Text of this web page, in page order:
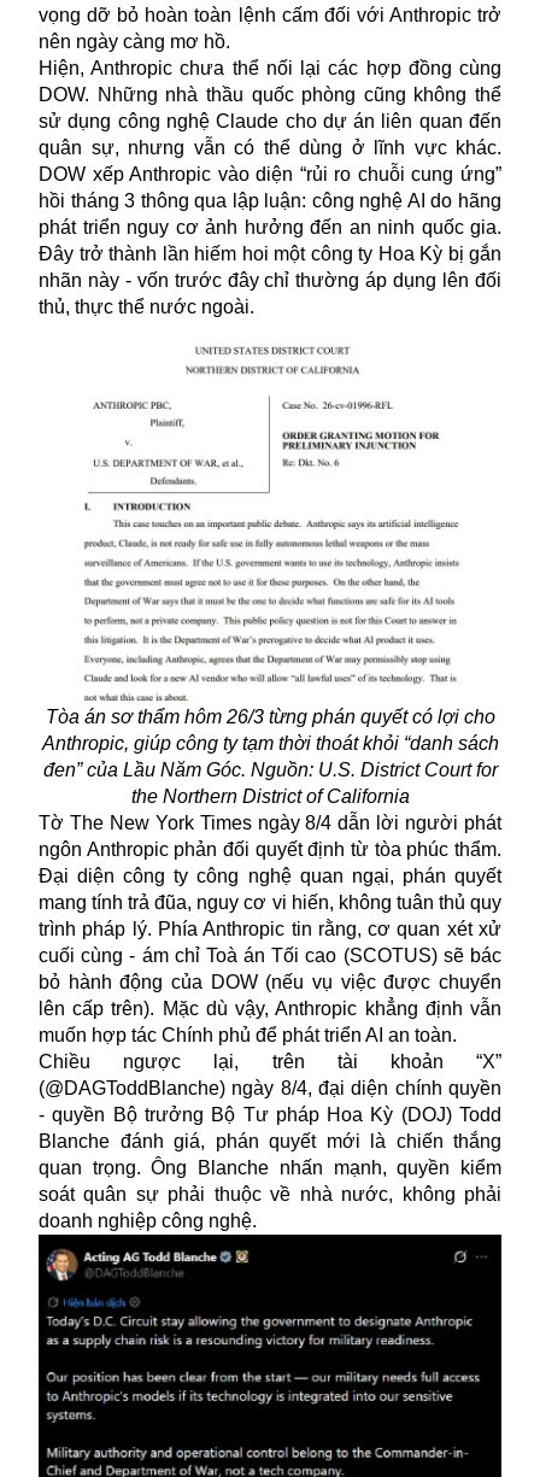
vọng dỡ bỏ hoàn toàn lệnh cấm đối với Anthropic trở
nên ngày càng mơ hồ.
Hiện, Anthropic chưa thể nối lại các hợp đồng cùng
DOW. Những nhà thầu quốc phòng cũng không thể
sử dụng công nghệ Claude cho dự án liên quan đến
quân sự, nhưng vẫn có thể dùng ở lĩnh vực khác.
DOW xếp Anthropic vào diện “rủi ro chuỗi cung ứng”
hồi tháng 3 thông qua lập luận: công nghệ AI do hãng
phát triển nguy cơ ảnh hưởng đến an ninh quốc gia.
Đây trở thành lần hiếm hoi một công ty Hoa Kỳ bị gắn
nhãn này - vốn trước đây chỉ thường áp dụng lên đối
thủ, thực thể nước ngoài.
Tòa án sơ thẩm hôm 26/3 từng phán quyết có lợi cho
Anthropic, giúp công ty tạm thời thoát khỏi “danh sách
đen” của Lầu Năm Góc. Nguồn: U.S. District Court for
the Northern District of California
Tờ The New York Times ngày 8/4 dẫn lời người phát
ngôn Anthropic phản đối quyết định từ tòa phúc thẩm.
Đại diện công ty công nghệ quan ngại, phán quyết
mang tính trả đũa, nguy cơ vi hiến, không tuân thủ quy
trình pháp lý. Phía Anthropic tin rằng, cơ quan xét xử
cuối cùng - ám chỉ Toà án Tối cao (SCOTUS) sẽ bác
bỏ hành động của DOW (nếu vụ việc được chuyển
lên cấp trên). Mặc dù vậy, Anthropic khẳng định vẫn
muốn hợp tác Chính phủ để phát triển AI an toàn.
Chiều ngược lại, trên tài khoản “X”
(@DAGToddBlanche) ngày 8/4, đại diện chính quyền
- quyền Bộ trưởng Bộ Tư pháp Hoa Kỳ (DOJ) Todd
Blanche đánh giá, phán quyết mới là chiến thắng
quan trọng. Ông Blanche nhấn mạnh, quyền kiểm
soát quân sự phải thuộc về nhà nước, không phải
doanh nghiệp công nghệ.